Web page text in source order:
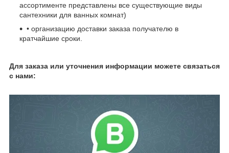
ассортименте представлены все существующие виды
сантехники для ванных комнат)
• организацию доставки заказа получателю в
кратчайшие сроки.
Для заказа или уточнения информации можете связаться
с нами: